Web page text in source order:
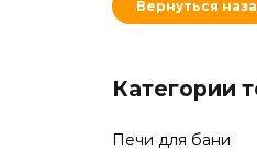
Вернуться
Категории
Печи для бани